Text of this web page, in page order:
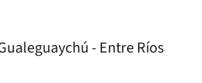
- Entre Ríos